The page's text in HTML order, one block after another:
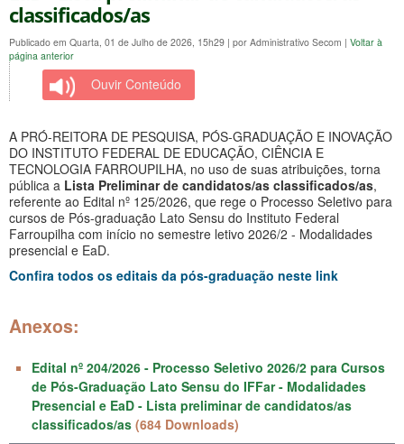
classificados/as
Publicado em Quarta, 01 de Julho de 2026, 15h29 | por Administrativo Secom | Voltar à
página anterior
Ouvir Conteúdo
A PRÓ-REITORA DE PESQUISA, PÓS-GRADUAÇÃO E INOVAÇÃO
DO INSTITUTO FEDERAL DE EDUCAÇÃO, CIÊNCIA E
TECNOLOGIA FARROUPILHA, no uso de suas atribuições, torna
pública a Lista Preliminar de candidatos/as classificados/as,
referente ao Edital nº 125/2026, que rege o Processo Seletivo para
cursos de Pós-graduação Lato Sensu do Instituto Federal
Farroupilha com início no semestre letivo 2026/2 - Modalidades
presencial e EaD.
Confira todos os editais da pós-graduação neste link
Anexos:
Edital nº 204/2026 - Processo Seletivo 2026/2 para Cursos
de Pós-Graduação Lato Sensu do IFFar - Modalidades
Presencial e EaD - Lista preliminar de candidatos/as
classificados/as (684 Downloads)